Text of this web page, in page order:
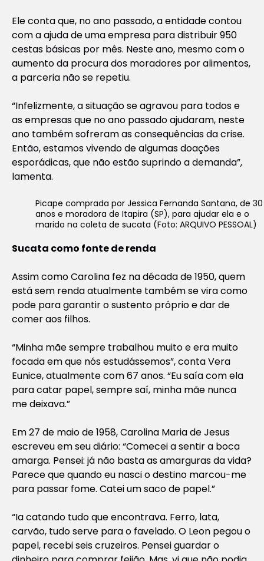
Ele conta que, no ano passado, a entidade contou
com a ajuda de uma empresa para distribuir 950
cestas básicas por mês. Neste ano, mesmo com o
aumento da procura dos moradores por alimentos,
a parceria não se repetiu.
“Infelizmente, a situação se agravou para todos e
as empresas que no ano passado ajudaram, neste
ano também sofreram as consequências da crise.
Então, estamos vivendo de algumas doações
esporádicas, que não estão suprindo a demanda”,
lamenta.
Picape comprada por Jessica Fernanda Santana, de 30
anos e moradora de Itapira (SP), para ajudar ela e o
marido na coleta de sucata (Foto: ARQUIVO PESSOAL)
Sucata como fonte de renda
Assim como Carolina fez na década de 1950, quem
está sem renda atualmente também se vira como
pode para garantir o sustento próprio e dar de
comer aos filhos.
“Minha mãe sempre trabalhou muito e era muito
focada em que nós estudássemos”, conta Vera
Eunice, atualmente com 67 anos. “Eu saía com ela
para catar papel, sempre saí, minha mãe nunca
me deixava.”
Em 27 de maio de 1958, Carolina Maria de Jesus
escreveu em seu diário: “Comecei a sentir a boca
amarga. Pensei: já não basta as amarguras da vida?
Parece que quando eu nasci o destino marcou-me
para passar fome. Catei um saco de papel.”
“Ia catando tudo que encontrava. Ferro, lata,
carvão, tudo serve para o favelado. O Leon pegou o
papel, recebi seis cruzeiros. Pensei guardar o